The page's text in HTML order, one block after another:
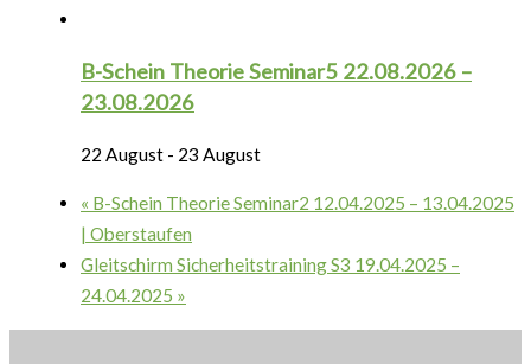
B-Schein Theorie Seminar5 22.08.2026 –
23.08.2026
22 August - 23 August
« B-Schein Theorie Seminar2 12.04.2025 – 13.04.2025
| Oberstaufen
Gleitschirm Sicherheitstraining S3 19.04.2025 –
24.04.2025 »